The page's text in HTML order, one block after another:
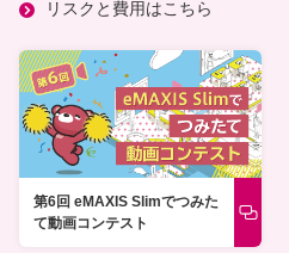
リスクと費用はこちら
第6回 eMAXIS Slimでつみた
て動画コンテスト